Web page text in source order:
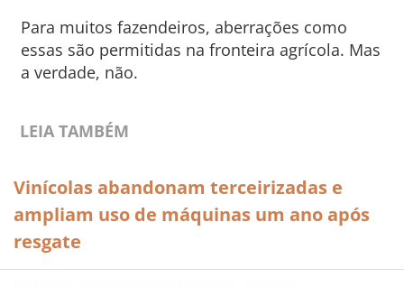
Para muitos fazendeiros, aberrações como
essas são permitidas na fronteira agrícola. Mas
a verdade, não.
LEIA TAMBÉM
Vinícolas abandonam terceirizadas e
ampliam uso de máquinas um ano após
resgate